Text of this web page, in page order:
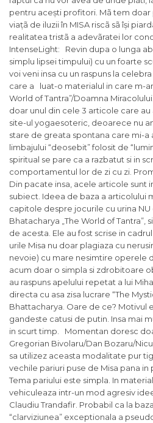
pentru acești profitori. Mã tem
viațã de iluzii în MISA riscã sã își
realitatea tristã a adevãratei lor
IntenseLight: Revin dupa o lunga
simplu lipsei timpului) cu un foarte
voi veni insa cu un raspuns la
care a luat-o materialul in care m-
World of Tantra”/Doamna
doar unul din cele 3 articole care
site-ul yogaesoteric, deoarece nu
stare de greata spontana care mi-a
limbajului “deosebit” folosit de
spiritual se pare ca a razbatut si in
comportamentul lor de zi cu zi.
Din pacate insa, acele articole sunt
subiect. Ideea de baza a articolului
capitole despre jocurile cu urina NU
Bhatacharya „The World of Tantra”,
de acesta. Ele au fost scrise in
urile Misa nu doar plagiaza cu
nevoie) cu mare nesimtire operele
acum doar o simpla si zdrobitoare
au raspuns apelului repetat a lui
directa cu asa zisa lucrare “The
Bhattacharya. Oare de ce? Motivul
gandeste catusi de putin. Insa mai
in scurt timp. Momentan doresc
Gregorian Bivolaru/Dan Bozaru/
sa utilizez aceasta modalitate pur
vechile pariuri puse de Misa pana
Tema pariului este simpla. In
vehiculeaza intr-un mod agresiv
Claudiu Trandafir. Probabil ca la
“clarviziunea” exceptionala a